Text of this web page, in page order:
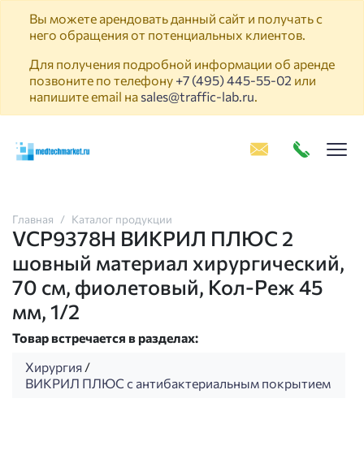
Вы можете арендовать данный сайт и получать с
него обращения от потенциальных клиентов.
Для получения подробной информации об аренде
позвоните по телефону +7 (495) 445-55-02 или
напишите email на sales@traffic-lab.ru.
Главная Каталог продукции
VCP9378H ВИКРИЛ ПЛЮС 2
шовный материал хирургический,
70 см, фиолетовый, Кол-Реж 45
мм, 1/2
Товар встречается в разделах:
Хирургия /
ВИКРИЛ ПЛЮС с антибактериальным покрытием